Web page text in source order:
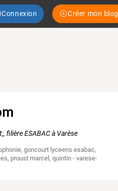
Connexion Créer mon blog
filière ESABAC à Varèse
,goncourt lyceens esabac,
, proust marcel,quintin - varese-